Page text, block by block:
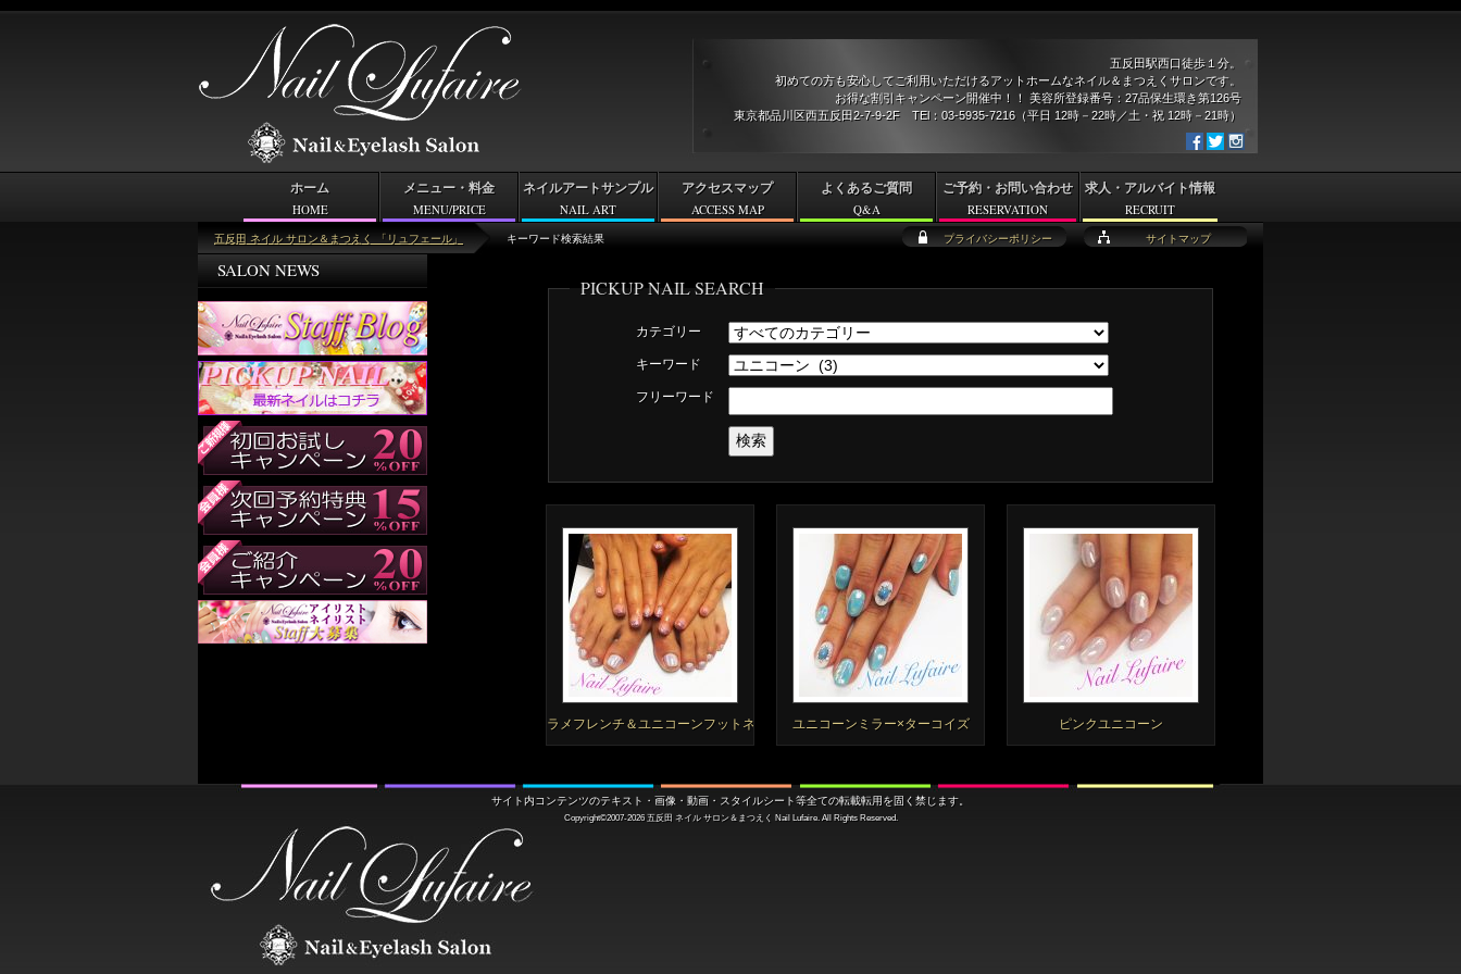
五反田 ネイル サロン＆まつえく 「リュフェール」 キーワード検索結果
＜キーワード＞ユニコーン
PICKUP NAIL SEARCH
カテゴリー
キーワード
フリーワード
ラメフレンチ＆ユニコーンフットネイル ユニコーンミラー×ターコイズ ピンクユニコーン
SALON NEWS
サイト内コンテンツのテキスト・画像・動画・スタイルシート等全ての転載転用を固く禁じます。
Copyright©2007-2026 五反田 ネイル サロン＆まつえく Nail Lufaire. All Rights Reserved.
プライバシーポリシー サイトマップ
五反田駅西口徒歩１分。
初めての方も安心してご利用いただけるアットホームなネイル＆まつえくサロンです。
お得な割引キャンペーン開催中！！ 美容所登録番号：27品保生環き第126号
東京都品川区西五反田2-7-9-2F TEl：03-5935-7216（平日 12時－22時／土・祝 12時－21時）
ホーム
HOME
メニュー・料金
MENU/PRICE
ネイルアートサンプル
NAIL ART
アクセスマップ
ACCESS MAP
よくあるご質問
Q&A
ご予約・お問い合わせ
RESERVATION
求人・アルバイト情報
RECRUIT